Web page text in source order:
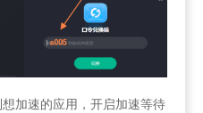
加速的应用，开启加速等待